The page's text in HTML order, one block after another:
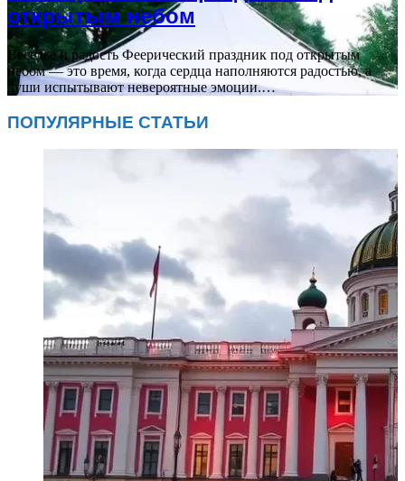
открытым небом
Веселье и радость Феерический праздник под открытым
небом — это время, когда сердца наполняются радостью, а
души испытывают невероятные эмоции.…
ПОПУЛЯРНЫЕ СТАТЬИ